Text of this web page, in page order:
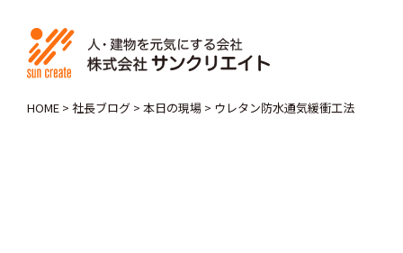
HOME > 社長ブログ > 本日の現場 > ウレタン防水通気緩衝工法